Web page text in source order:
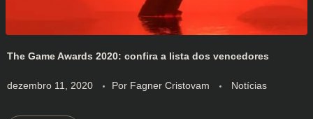
The Game Awards 2020: confira a lista dos vencedores
dezembro 11, 2020 Por Fagner Cristovam Notícias